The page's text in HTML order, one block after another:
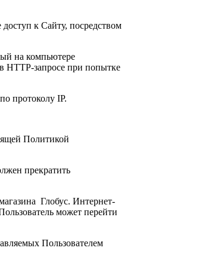
к Сайту, посредством
на компьютере
HTTP-запросе при попытке
протоколу IP.
Политикой
прекратить
Глобус. Интернет-
может перейти
Пользователем